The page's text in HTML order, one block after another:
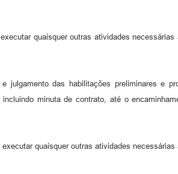
quaisquer outras atividades necessárias
das habilitações preliminares e
minuta de contrato, até o
quaisquer outras atividades necessárias